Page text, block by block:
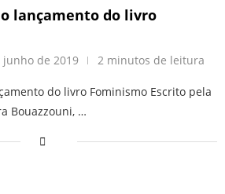
o lançamento do livro
junho de 2019 2 minutos de leitura
do livro Fominismo Escrito pela
Bouazzouni, …